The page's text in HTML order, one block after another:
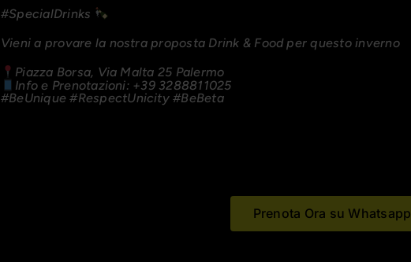
#SpecialDrinks
Vieni a provare la nostra proposta Drink & Food per questo inverno
Piazza Borsa, Via Malta 25 Palermo
Info e Prenotazioni: +39 3288811025
#BeUnique #RespectUnicity #BeBeta
Prenota Ora su Whatsapp